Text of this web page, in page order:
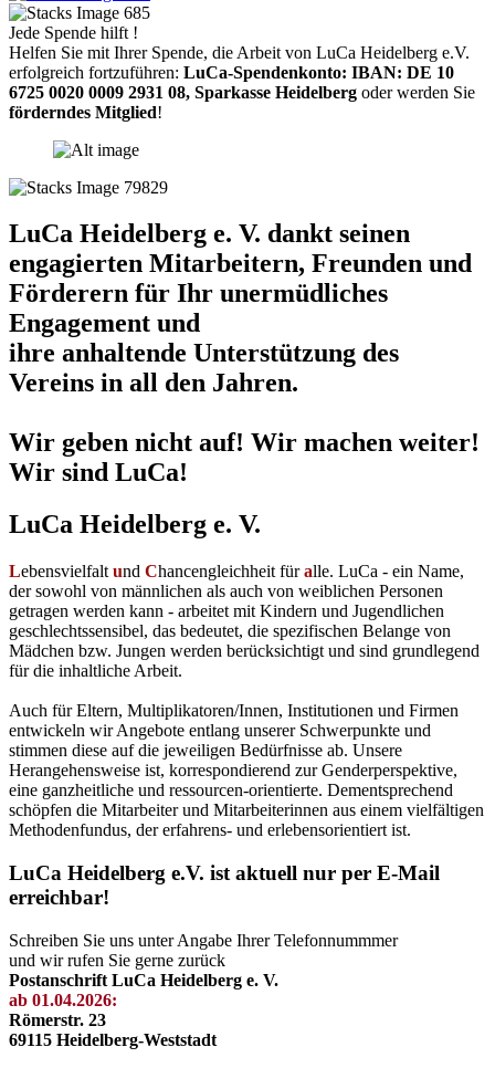
Jede Spende hilft !
Helfen Sie mit Ihrer Spende, die Arbeit von LuCa Heidelberg e.V.
erfolgreich fortzuführen: LuCa-Spendenkonto: IBAN: DE 10
6725 0020 0009 2931 08, Sparkasse Heidelberg oder werden Sie
förderndes Mitglied!
LuCa Heidelberg e. V. dankt seinen
engagierten Mitarbeitern, Freunden und
Förderern für Ihr unermüdliches
Engagement und
ihre anhaltende Unterstützung des
Vereins in all den Jahren.
Wir geben nicht auf! Wir machen weiter!
Wir sind LuCa!
LuCa Heidelberg e. V.
Lebensvielfalt und Chancengleichheit füralle. LuCa - ein Name,
der sowohl von männlichen als auch von weiblichen Personen
getragen werden kann - arbeitet mit Kindern und Jugendlichen
geschlechtssensibel, das bedeutet, die spezifischen Belange von
Mädchen bzw. Jungen werden berücksichtigt und sind grundlegend
für die inhaltliche Arbeit.
Auch für Eltern, Multiplikatoren/Innen, Institutionen und Firmen
entwickeln wir Angebote entlang unserer Schwerpunkte und
stimmen diese auf die jeweiligen Bedürfnisse ab. Unsere
Herangehensweise ist, korrespondierend zur Genderperspektive,
eine ganzheitliche und ressourcen-orientierte. Dementsprechend
schöpfen die Mitarbeiter und Mitarbeiterinnen aus einem vielfältigen
Methodenfundus, der erfahrens- und erlebensorientiert ist.
LuCa Heidelberg e.V. ist aktuell nur per E-Mail
erreichbar!
Schreiben Sie uns unter Angabe Ihrer Telefonnummmer
und wir rufen Sie gerne zurück
Postanschrift LuCa Heidelberg e. V.
ab 01.04.2026:
Römerstr. 23
69115 Heidelberg-Weststadt